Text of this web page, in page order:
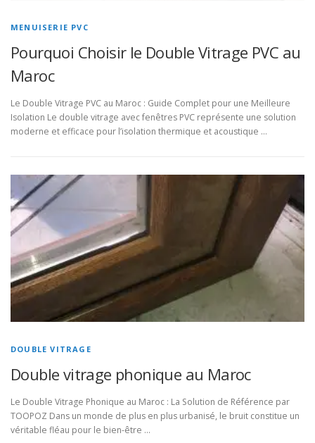
MENUISERIE PVC
Pourquoi Choisir le Double Vitrage PVC au
Maroc
Le Double Vitrage PVC au Maroc : Guide Complet pour une Meilleure
Isolation Le double vitrage avec fenêtres PVC représente une solution
moderne et efficace pour l’isolation thermique et acoustique …
DOUBLE VITRAGE
Double vitrage phonique au Maroc
Le Double Vitrage Phonique au Maroc : La Solution de Référence par
TOOPOZ Dans un monde de plus en plus urbanisé, le bruit constitue un
véritable fléau pour le bien-être …